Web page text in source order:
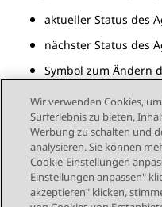
aktueller Status des
nächster Status des
Symbol zum Ändern
Send Feedback
Wir verwenden Cookies,
Surferlebnis zu bieten,
Werbung zu schalten und
analysieren. Sie können
Cookie-Einstellungen
Einstellungen anpassen"
akzeptieren" klicken,